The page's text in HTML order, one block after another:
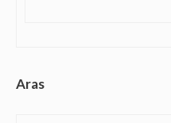
Aras